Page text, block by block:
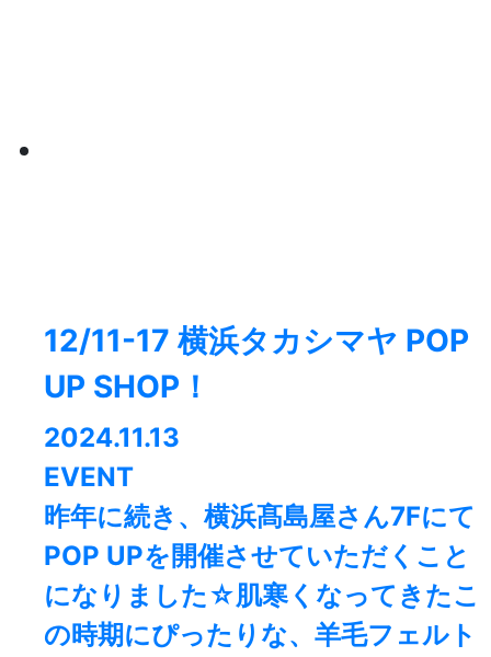
12/11-17 横浜タカシマヤ POP
UP SHOP！
2024.11.13
EVENT
昨年に続き、横浜髙島屋さん7Fにて
POP UPを開催させていただくこと
になりました☆肌寒くなってきたこ
の時期にぴったりな、羊毛フェルト